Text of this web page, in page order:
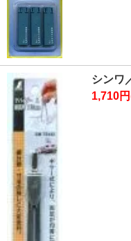
シンワ
1,710